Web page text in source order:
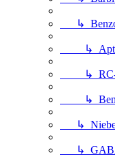
↳
↳
↳ RC-
↳
↳
↳ GABA